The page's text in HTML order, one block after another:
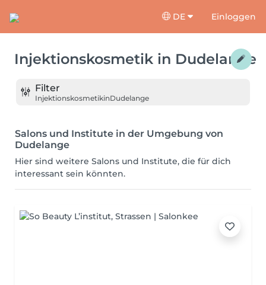
DE Einloggen
Injektionskosmetik in Dudelange
Filter
InjektionskosmetikinDudelange
Salons und Institute in der Umgebung von
Dudelange
Hier sind weitere Salons und Institute, die für dich
interessant sein könnten.